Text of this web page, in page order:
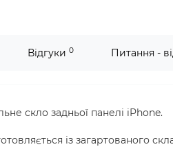
Відгуки 0 Питання -
скло задньої панелі iPhone.
із загартованого